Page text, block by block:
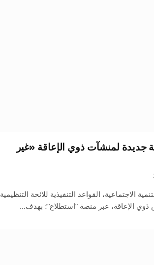
جديدة لمنشآت ذوي الإعاقة «غير
الاجتماعية، القواعد التنفيذية للائحة التنظيمية
الإعاقة، عبر منصة ”استطلاع“؛ بهدف…